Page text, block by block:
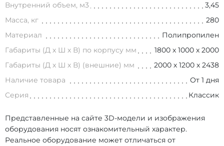
Внутренний объем, м3
3,45
Масса, кг
280
Материал
Полипропилен
Габариты (Д х Ш х В) по корпусу мм
1800 х 1000 х 2000
Габариты (Д х Ш х В) (внешние) мм
2000 х 1200 х 2438
Наличие товара
От 1 дня
Серия
Классик
Представленные на сайте 3D-модели и изображения
оборудования носят ознакомительный характер.
Реальное оборудование может отличаться от